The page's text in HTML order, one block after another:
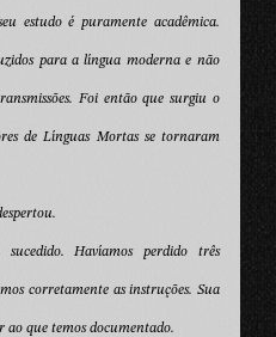
estudo é puramente acadêmica.
para a língua moderna e não
Foi então que surgiu o
de Línguas Mortas se tornaram
Havíamos perdido três
corretamente as instruções. Sua
ao que temos documentado.